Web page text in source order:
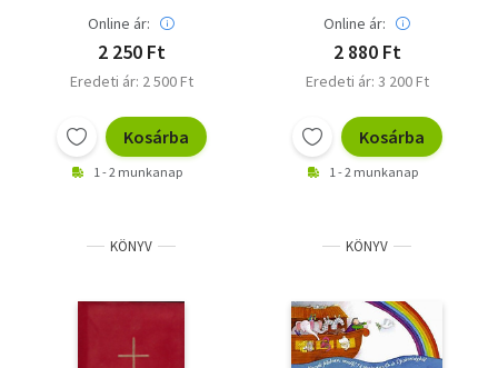
Online ár:
2 250 Ft
Eredeti ár: 2 500 Ft
Kosárba
1 - 2 munkanap
Online ár:
2 880 Ft
Eredeti ár: 3 200 Ft
Kosárba
1 - 2 munkanap
KÖNYV KÖNYV